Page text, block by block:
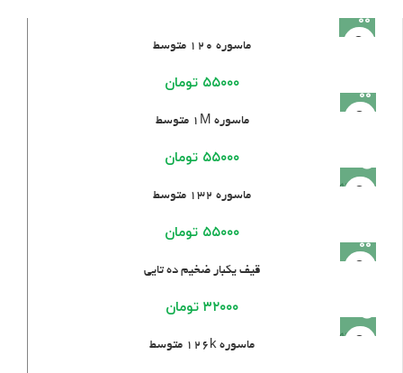
ماسوره ۱۲۰ متوسط
۵۵۰۰۰ تومان
ماسوره ۱M متوسط
۵۵۰۰۰ تومان
فروخته
ماسوره ۱۳۲ متوسط
۵۵۰۰۰ تومان
قیف یکبار ضخیم ده تایی
۳۲۰۰۰ تومان
فروخته
ماسوره ۱۲۶k متوسط